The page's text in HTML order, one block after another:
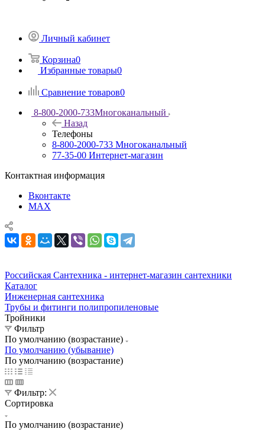
Личный кабинет
Корзина0
Избранные товары0
Сравнение товаров0
8-800-2000-733Многоканальный
Назад
Телефоны
8-800-2000-733 Многоканальный
77-35-00 Интернет-магазин
Контактная информация
Вконтакте
MAX
Российская Сантехника - интернет-магазин сантехники
Каталог
Инженерная сантехника
Трубы и фитинги полипропиленовые
Тройники
Фильтр
По умолчанию (возрастание)
По умолчанию (убывание)
По умолчанию (возрастание)
Фильтр:
Сортировка
По умолчанию (возрастание)